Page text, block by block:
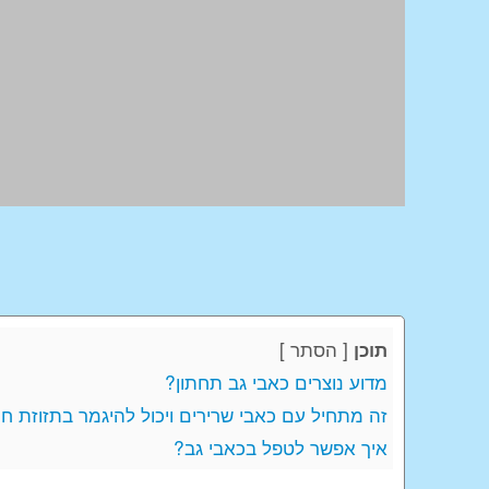
תוכן [ הסתר ]
מדוע נוצרים כאבי גב תחתון?
זה מתחיל עם כאבי שרירים ויכול להיגמר בתזוזת
איך אפשר לטפל בכאבי גב?